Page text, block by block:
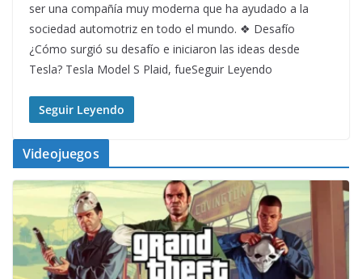
ser una compañía muy moderna que ha ayudado a la
sociedad automotriz en todo el mundo. ❖ Desafío
¿Cómo surgió su desafío e iniciaron las ideas desde
Tesla? Tesla Model S Plaid, fueSeguir Leyendo
Seguir Leyendo
Videojuegos